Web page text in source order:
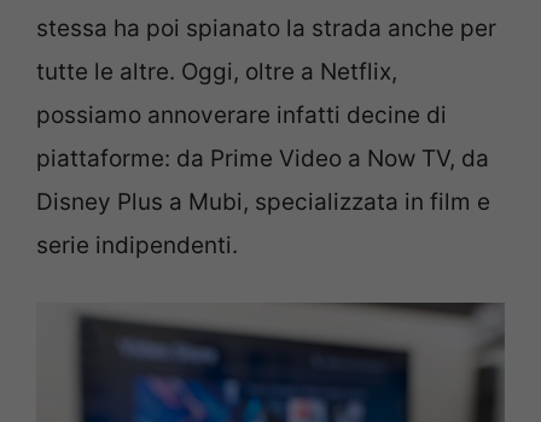
stessa ha poi spianato la strada anche per
tutte le altre. Oggi, oltre a Netflix,
possiamo annoverare infatti decine di
piattaforme: da Prime Video a Now TV, da
Disney Plus a Mubi, specializzata in film e
serie indipendenti.